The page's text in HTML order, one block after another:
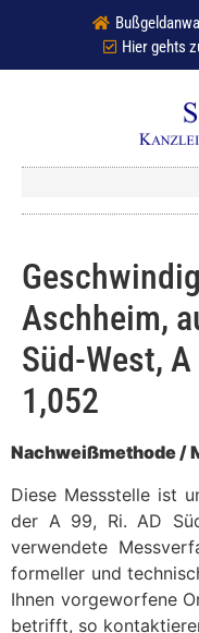
Hier gehts
Aschheim,
Süd-West,
1,052
Nachweißmethode /
Diese Messstelle ist
der A 99, Ri. AD
verwendete
formeller und
Ihnen vorgeworfene
betrifft, so